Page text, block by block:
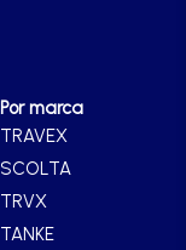
Por marca
TRAVEX
SCOLTA
TRVX
TANKE